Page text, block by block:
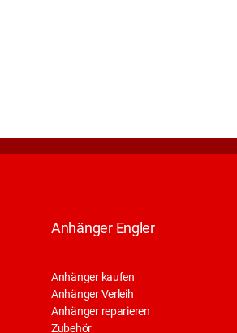
Anhänger Engler
Anhänger kaufen
Anhänger Verleih
Anhänger reparieren
Zubehör